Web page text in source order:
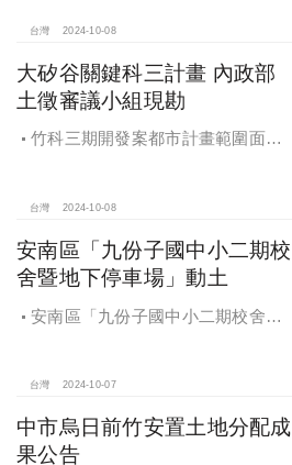
財政部國有財產署曾國基署長、桃園
賓，祈求工程順利進行。
台灣 2024-10-08
大矽谷關鍵科三計畫 內政部
土徵審議小組現勘
竹科三期開發案都市計畫範圍面積
分地區
台灣 2024-10-08
安南區「九份子國中小二期校
舍暨地下停車場」動土
安南區「九份子國中小二期校舍暨
台灣 2024-10-07
中市烏日前竹安置土地分配成
果公告